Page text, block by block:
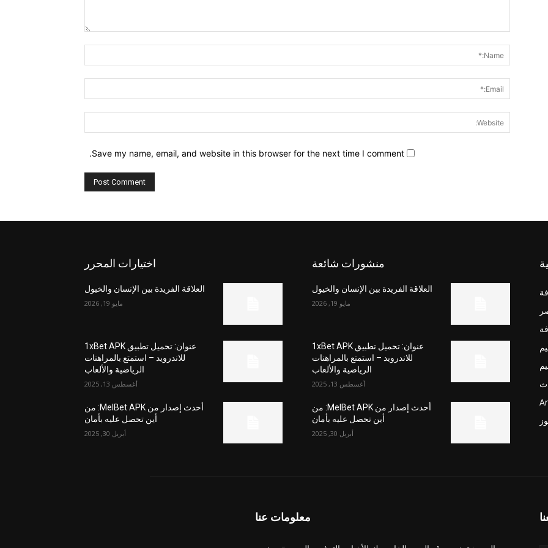
Save my name, email, and website in this browser for the next time I comment.
اختيارات المحرر
العلاقة الفريدة بين الإنسان والخيول
مايو 19, 2026
عنوان: تحميل تطبيق 1xBet APK
للاندرويد – استمتع بالمراهنات
الرياضية والألعاب
أغسطس 13, 2025
أحدث إصدار من MelBet APK: من
أين تحصل عليه بأمان
أبريل 30, 2025
منشورات شائعة
العلاقة الفريدة بين الإنسان والخيول
مايو 19, 2026
عنوان: تحميل تطبيق 1xBet APK
للاندرويد – استمتع بالمراهنات
الرياضية والألعاب
أغسطس 13, 2025
أحدث إصدار من MelBet APK: من
أين تحصل عليه بأمان
أبريل 30, 2025
معلومات عنا